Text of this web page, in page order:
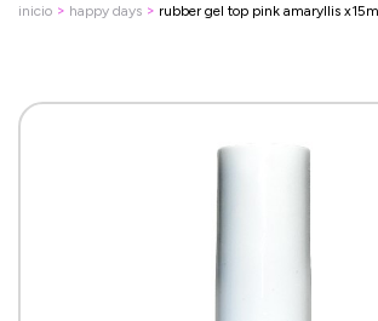
inicio happy days rubber gel top pink amaryllis